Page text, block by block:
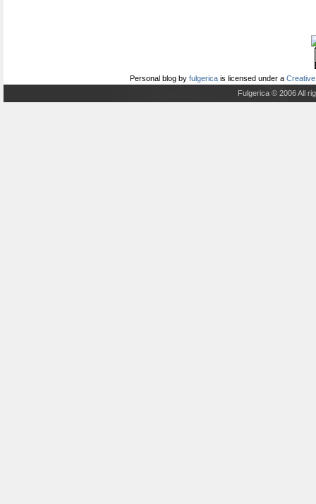
Personal blog by fulgerica is licensed under a
Fulgerica © 2006 All